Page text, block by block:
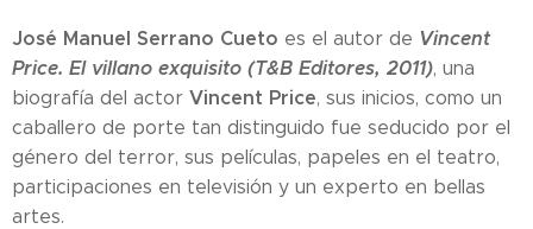
José Manuel Serrano Cueto es el autor de Vincent
Price. El villano exquisito (T&B Editores, 2011), una
biografía del actor Vincent Price, sus inicios, como un
caballero de porte tan distinguido fue seducido por el
género del terror, sus películas, papeles en el teatro,
participaciones en televisión y un experto en bellas
artes.